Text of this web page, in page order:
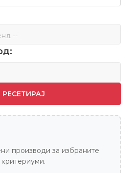
РЕСЕТИРАЈ
производи за избраните
критериуми.